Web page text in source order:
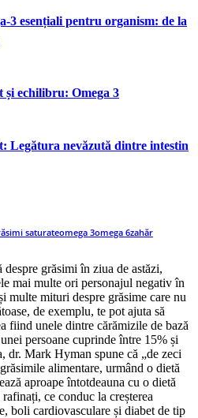
3 esențiali pentru organism: de la
și echilibru: Omega 3
Legătura nevăzută dintre intestin
saturateomega 3omega 6zahăr
despre grăsimi în ziua de astăzi,
mai multe ori personajul negativ în
multe mituri despre grăsime care nu
de exemplu, te pot ajuta să
fiind unele dintre cărămizile de bază
persoane cuprinde între 15% și
dr. Mark Hyman spune că „de zeci
alimentare, urmând o dietă
aproape întotdeauna cu o dietă
ce conduc la creșterea
boli cardiovasculare și diabet de tip